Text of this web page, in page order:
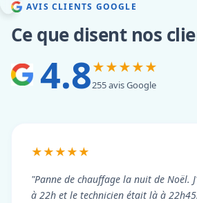
AVIS CLIENTS GOOGLE
Ce que disent nos
4.8★★★★★
255 avis Google
★★★★★
"Panne de chauffage la nuit de Noël.
à 22h et le technicien était là à